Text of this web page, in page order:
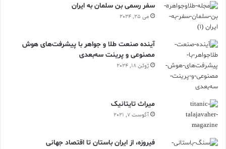
سفر رسمی بن سلمان به ایران
می 25, 2024
آینده صنعت طلا و جواهر با پیشرفت‌های هوش
مصنوعی و پرینت سه‌بعدی
ژوئن 18, 2024
ميراث تايتانيک
آگوست 7, 2021
فیروزه، از ایران باستان تا اقتصاد جهانی